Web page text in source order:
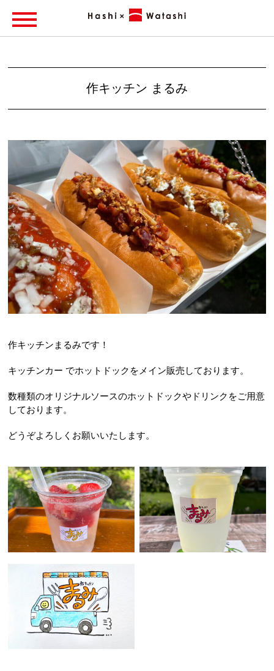
作キッチン まるみ
作キッチンまるみです！
キッチンカー でホットドックをメイン販売しております。
数種類のオリジナルソースのホットドックやドリンクをご用意
しております。
どうぞよろしくお願いいたします。